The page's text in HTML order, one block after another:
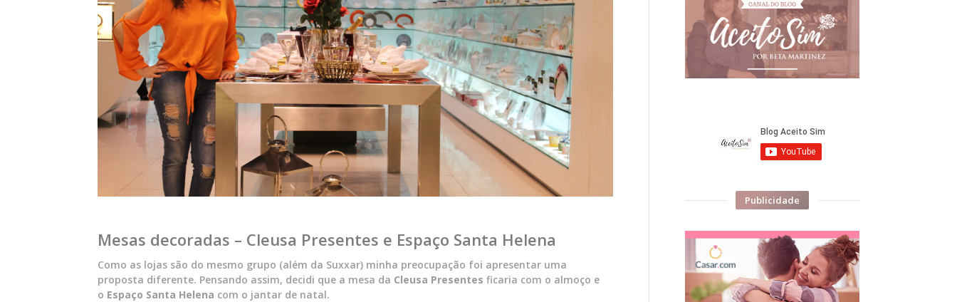
Mesas decoradas – Cleusa Presentes e Espaço Santa Helena
Como as lojas são do mesmo grupo (além da Suxxar) minha preocupação foi apresentar uma
proposta diferente. Pensando assim, decidi que a mesa da Cleusa Presentes ficaria com o almoço e
o Espaço Santa Helena com o jantar de natal.
Publicidade